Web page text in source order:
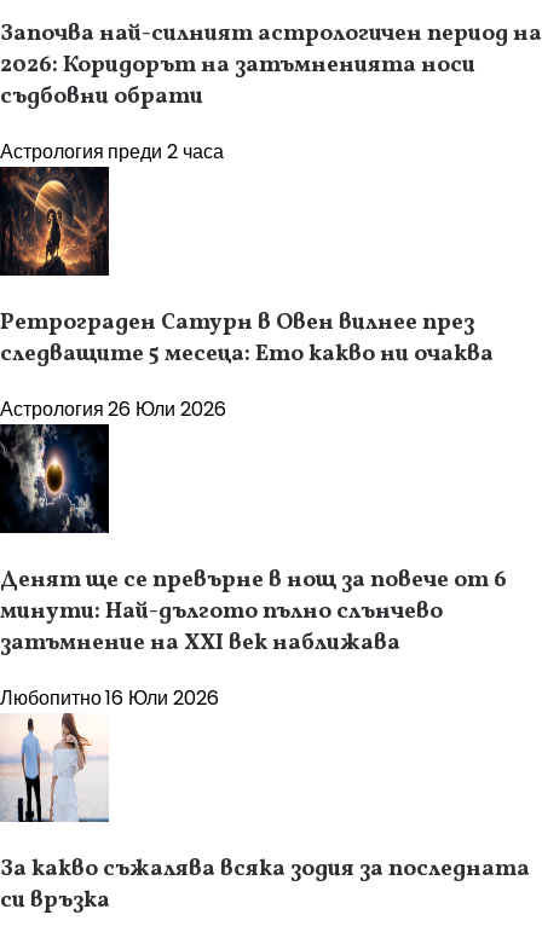
Започва най-силният астрологичен период на
2026: Коридорът на затъмненията носи
съдбовни обрати
Астрология преди 2 часа
Ретрограден Сатурн в Овен вилнее през
следващите 5 месеца: Ето какво ни очаква
Астрология26 Юли 2026
Денят ще се превърне в нощ за повече от 6
минути: Най-дългото пълно слънчево
затъмнение на XXI век наближава
Любопитно16 Юли 2026
За какво съжалява всяка зодия за последната
си връзка